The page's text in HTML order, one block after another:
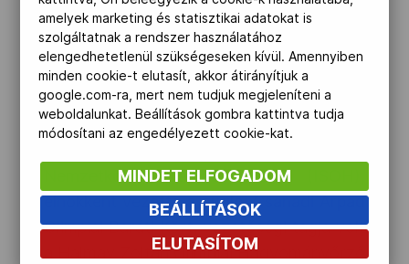
Ferenc Szellemi Diákolimpia
működtetésében. Számos sport témájú
előadást tartott országszerte,
rendszeres résztvevője volt a Magyar
Olimpiai Akadémia vándorgyűléseinek.
Nemzetközi Társaságának (ISOH),
elnökként vezette a zuglói Csanádi Árpád
Olimpiai Baráti Kört, vezetőségi tagja volt
a Halmay Zoltán Olimpiai Hagyományőrző
amelyek marketing és statisztikai adatokat is
szolgáltatnak a rendszer használatához
elengedhetetlenül szükségeseken kívül. Amennyiben
minden cookie-t elutasít, akkor átirányítjuk a
google.com-ra, mert nem tudjuk megjeleníteni a
weboldalunkat. Beállítások gombra kattintva tudja
módosítani az engedélyezett cookie-kat.
MINDET ELFOGADOM
BEÁLLÍTÁSOK
ELUTASÍTOM